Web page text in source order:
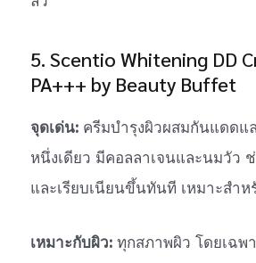
5. Scentio Whitening DD
PA+++ by Beauty Buffet
จุดเด่น: ครีมบำรุงผิวผสมกันแดดแ
หนึ่งเดียว มีคอลลาเจนและนมวัว
และเรียบเนียนขึ้นทันที เหมาะสำ
เหมาะกับผิว: ทุกสภาพผิว โดยเฉพ